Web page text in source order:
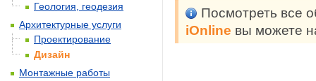
Посмотреть все
iOnline вы можете
Геология, геодезия
Архитектурные услуги
Проектирование
Дизайн
Монтажные работы